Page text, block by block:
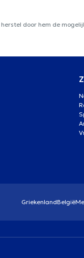
door hem de
GriekenlandBelgië